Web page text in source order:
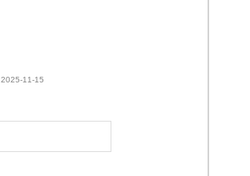
2025-11-15